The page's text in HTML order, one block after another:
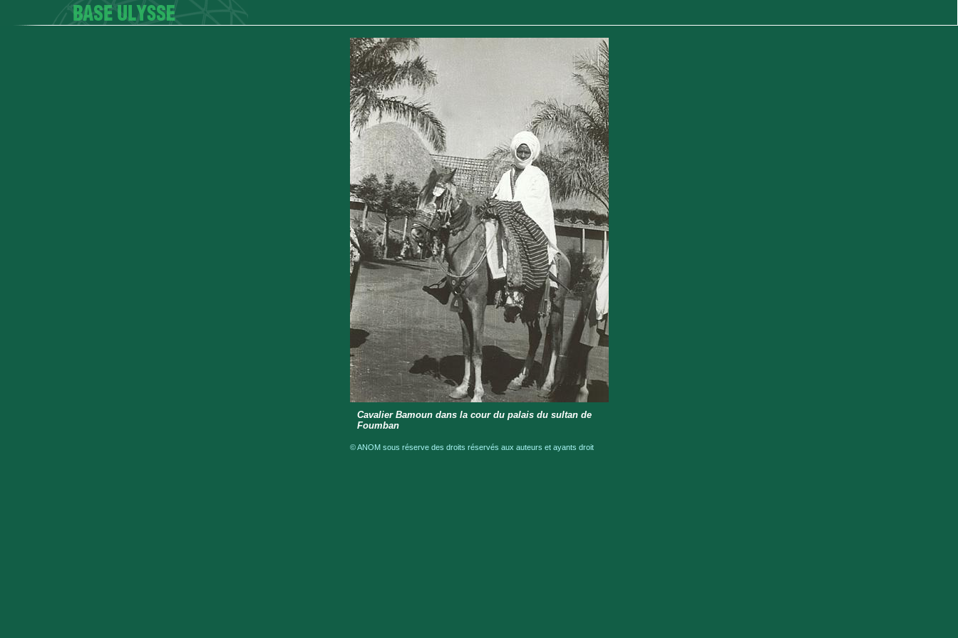
Cavalier Bamoun dans la cour du palais du sultan de
Foumban
© ANOM sous réserve des droits réservés aux auteurs et ayants droit